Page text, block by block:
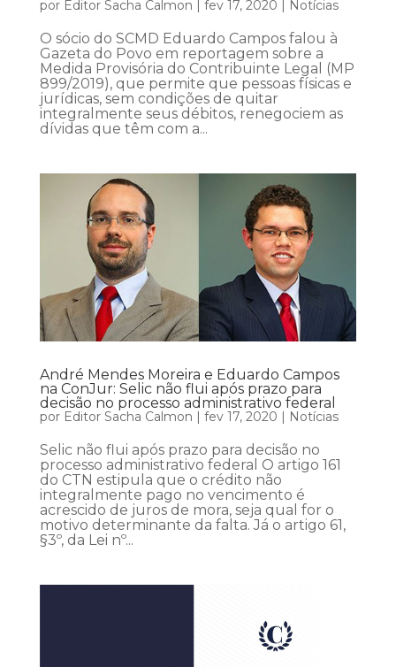
por Editor Sacha Calmon fev 17, 2020 Notícias
O sócio do SCMD Eduardo Campos falou à
Gazeta do Povo em reportagem sobre a
Medida Provisória do Contribuinte Legal (MP
899/2019), que permite que pessoas físicas e
jurídicas, sem condições de quitar
integralmente seus débitos, renegociem as
dívidas que têm com a...
André Mendes Moreira e Eduardo Campos
na ConJur: Selic não flui após prazo para
decisão no processo administrativo federal
por Editor Sacha Calmon fev 17, 2020 Notícias
Selic não flui após prazo para decisão no
processo administrativo federal O artigo 161
do CTN estipula que o crédito não
integralmente pago no vencimento é
acrescido de juros de mora, seja qual for o
motivo determinante da falta. Já o artigo 61,
§3º, da Lei nº...